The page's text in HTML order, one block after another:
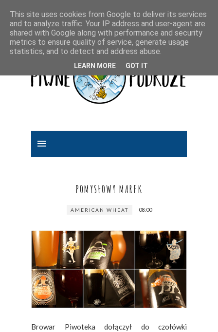
POMYSŁOWY MAREK
AMERICAN WHEAT 08:00
Browar Piwoteka dołączył do czołówki
This site uses cookies from Google to deliver its services
and to analyze traffic. Your IP address and user-agent are
shared with Google along with performance and security
metrics to ensure quality of service, generate usage
statistics, and to detect and address abuse.
LEARN MORE GOT IT